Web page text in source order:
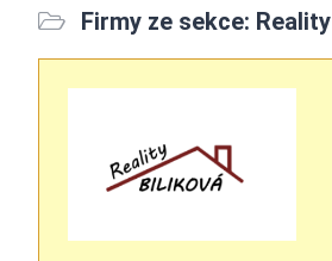
Firmy ze sekce: Reality